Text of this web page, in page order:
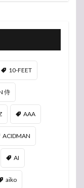
10-FEET
侍
AAA
ACIDMAN
AI
aiko